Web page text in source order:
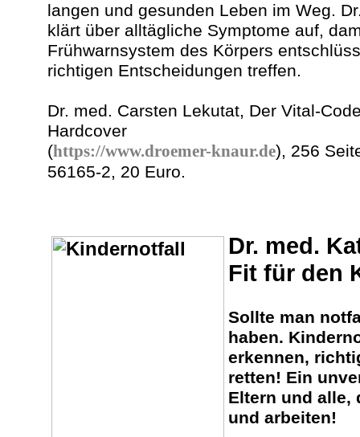
langen und gesunden Leben im Weg.
klärt über alltägliche Symptome auf,
Frühwarnsystem des Körpers
richtigen Entscheidungen treffen.
Dr. med. Carsten Lekutat, Der Vital-
Hardcover
(https://www.droemer-knaur.de), 256
56165-2, 20 Euro.
Dr. med.
Fit für den
Sollte man
haben.
erkennen,
retten! Ein
Eltern und alle,
und arbeiten!